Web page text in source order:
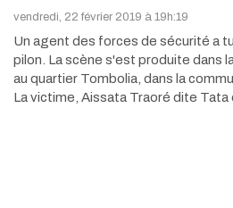
vendredi, 22 février 2019 à 19h:19
Un agent des forces de sécurité a
pilon. La scène s'est produite dans
au quartier Tombolia, dans la
La victime, Aissata Traoré dite Tata